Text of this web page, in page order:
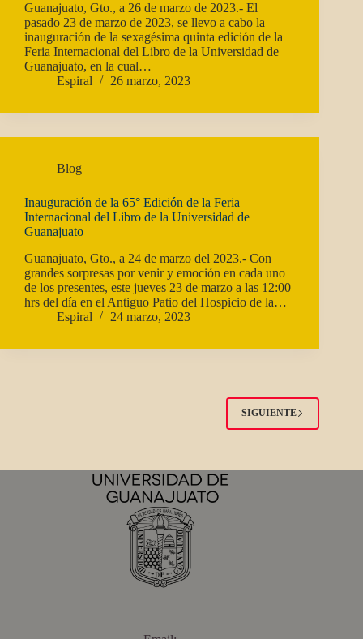
Guanajuato, Gto., a 26 de marzo de 2023.- El
pasado 23 de marzo de 2023, se llevo a cabo la
inauguración de la sexagésima quinta edición de la
Feria Internacional del Libro de la Universidad de
Guanajuato, en la cual…
Espiral
26 marzo, 2023
Blog
Inauguración de la 65° Edición de la Feria
Internacional del Libro de la Universidad de
Guanajuato
Guanajuato, Gto., a 24 de marzo del 2023.- Con
grandes sorpresas por venir y emoción en cada uno
de los presentes, este jueves 23 de marzo a las 12:00
hrs del día en el Antiguo Patio del Hospicio de la…
Espiral
24 marzo, 2023
SIGUIENTE